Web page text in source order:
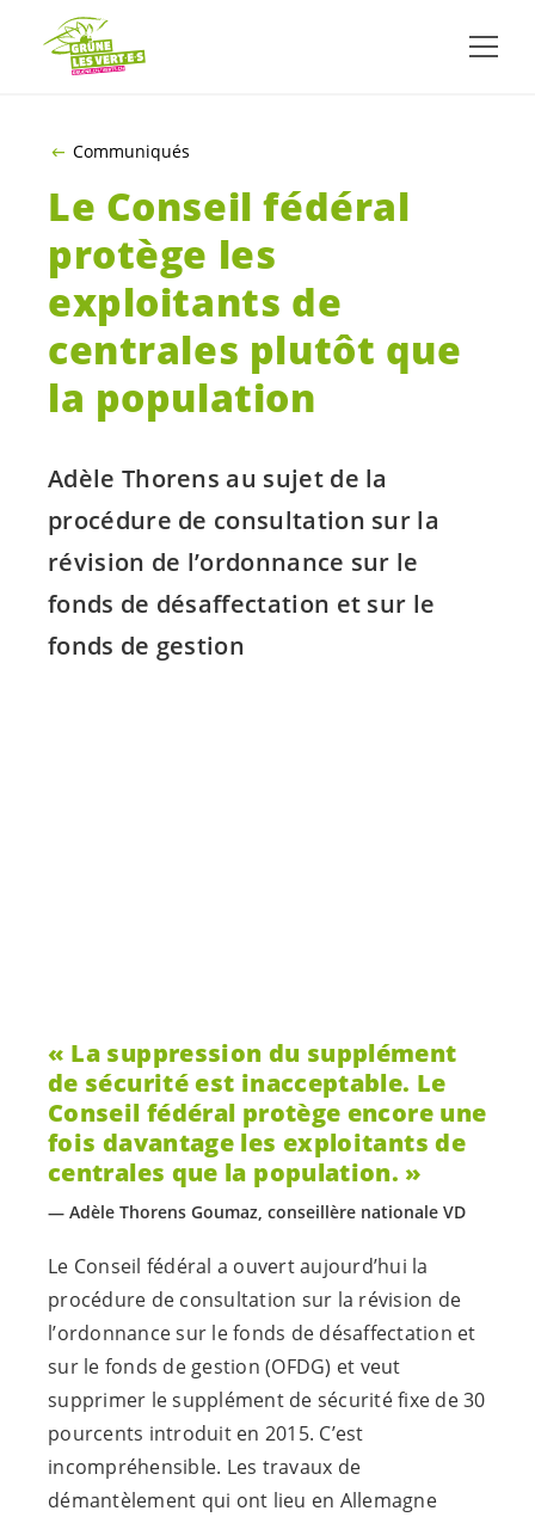
ALLER AU CONTENU PRINCIPAL
Communiqués
Le Conseil fédéral
protège les
exploitants de
centrales plutôt que
la population
Adèle Thorens au sujet de la
procédure de consultation sur la
révision de l’ordonnance sur le
fonds de désaffectation et sur le
fonds de gestion
La suppression du supplément
de sécurité est inacceptable. Le
Conseil fédéral protège encore une
fois davantage les exploitants de
centrales que la population.
Adèle Thorens Goumaz, conseillère nationale VD
Le Conseil fédéral a ouvert aujourd’hui la
procédure de consultation sur la révision de
l’ordonnance sur le fonds de désaffectation et
sur le fonds de gestion (OFDG) et veut
supprimer le supplément de sécurité fixe de 30
pourcents introduit en 2015. C’est
incompréhensible. Les travaux de
démantèlement qui ont lieu en Allemagne